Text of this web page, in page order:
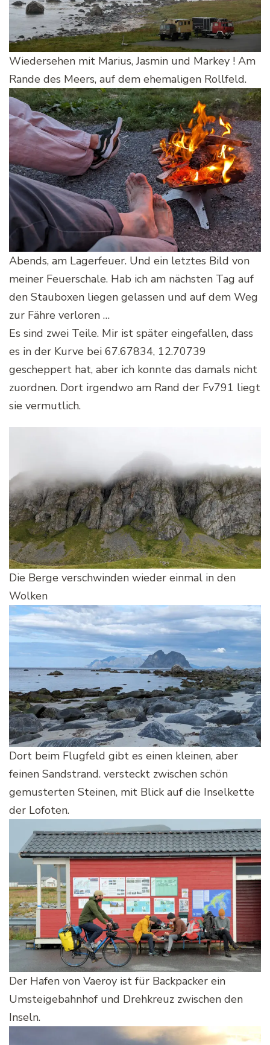
Wiedersehen mit Marius, Jasmin und Markey ! Am
Rande des Meers, auf dem ehemaligen Rollfeld.
Abends, am Lagerfeuer. Und ein letztes Bild von
meiner Feuerschale. Hab ich am nächsten Tag auf
den Stauboxen liegen gelassen und auf dem Weg
zur Fähre verloren …
Es sind zwei Teile. Mir ist später eingefallen, dass
es in der Kurve bei 67.67834, 12.70739
gescheppert hat, aber ich konnte das damals nicht
zuordnen. Dort irgendwo am Rand der Fv791 liegt
sie vermutlich.
Die Berge verschwinden wieder einmal in den
Wolken
Dort beim Flugfeld gibt es einen kleinen, aber
feinen Sandstrand. versteckt zwischen schön
gemusterten Steinen, mit Blick auf die Inselkette
der Lofoten.
Der Hafen von Vaeroy ist für Backpacker ein
Umsteigebahnhof und Drehkreuz zwischen den
Inseln.